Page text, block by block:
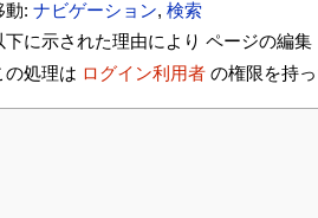
動: ナビゲーション, 検索
下に示された理由により ページの編
の処理は ログイン利用者の権限を持